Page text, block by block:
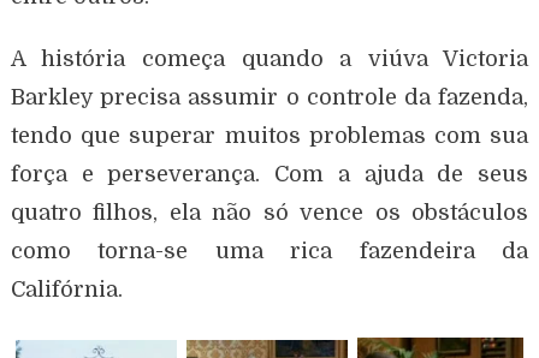
A história começa quando a viúva Victoria
Barkley precisa assumir o controle da fazenda,
tendo que superar muitos problemas com sua
força e perseverança. Com a ajuda de seus
quatro filhos, ela não só vence os obstáculos
como torna-se uma rica fazendeira da
Califórnia.